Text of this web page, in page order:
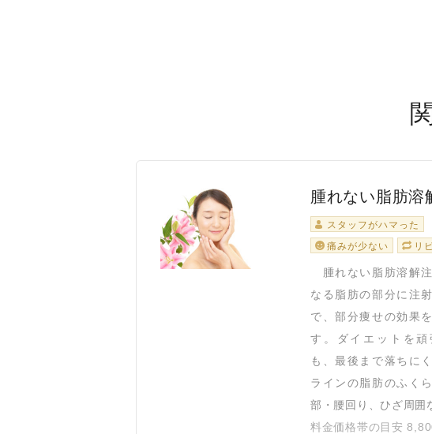
腫れない脂肪溶
スタッフがハマった
痛みが少ない
リ
腫れない脂肪溶解
なる脂肪の部分に注
で、部分痩せの効果
す。ダイエットを頑
も、最後まで落ちに
ラインの脂肪のふく
部・腰回り、ひざ周囲
料金価格帯の目安